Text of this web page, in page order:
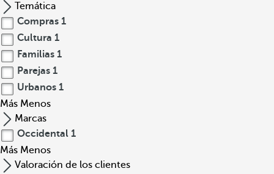
Temática
Compras 1
Cultura 1
Familias 1
Parejas 1
Urbanos 1
Más Menos
Marcas
Occidental 1
Más Menos
Valoración de los clientes